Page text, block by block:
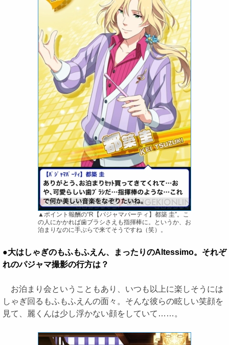
▲ポイント報酬の“R【パジャマパーティ】都築 圭”。こ
の人にかかれば歯ブラシさえも指揮棒に。というか、お
泊まりなのに手ぶらで来てそうですね（笑）。
●大はしゃぎのもふもふえん、まったりのAltessimo。それぞ
れのパジャマ撮影の行方は？
お泊まり会ということもあり、いつも以上に楽しそうには
しゃぎ回るもふもふえんの面々。そんな彼らの眩しい笑顔を
見て、麗くんは少し浮かない顔をしていて……。